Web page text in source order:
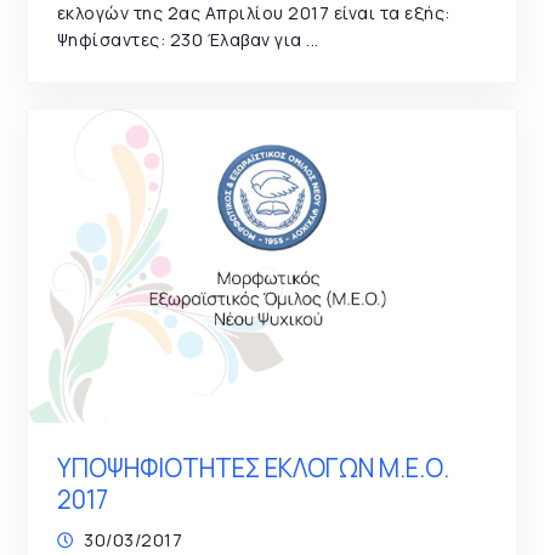
εκλογών της 2ας Απριλίου 2017 είναι τα εξής:
Ψηφίσαντες: 230 Έλαβαν για ...
ΥΠΟΨΗΦΙΟΤΗΤΕΣ ΕΚΛΟΓΩΝ Μ.Ε.Ο.
2017
30/03/2017